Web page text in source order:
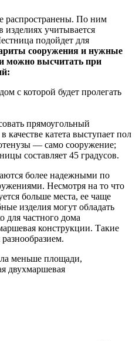
распространены. По ним
изделиях учитывается
подойдет для
сооружения и нужные
можно высчитать при
с которой будет пролегать
прямоугольный
качестве катета выступает пол
— само сооружение;
составляет 45 градусов.
более надежными по
Несмотря на то что
больше места, ее чаще
изделия могут обладать
для частного дома
конструкции. Такие
меньше площади,
двухмаршевая